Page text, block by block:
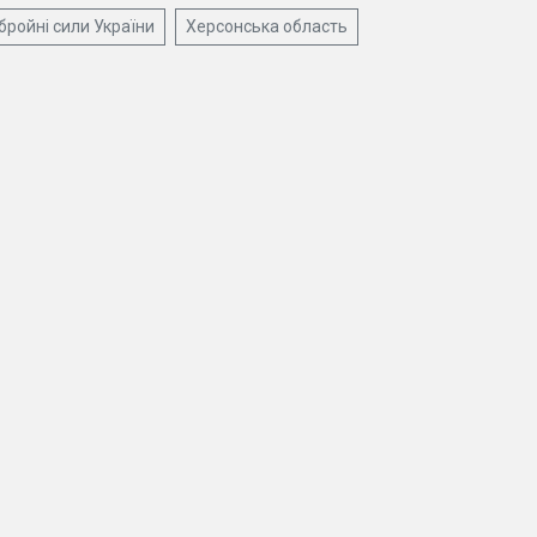
сили України Херсонська область